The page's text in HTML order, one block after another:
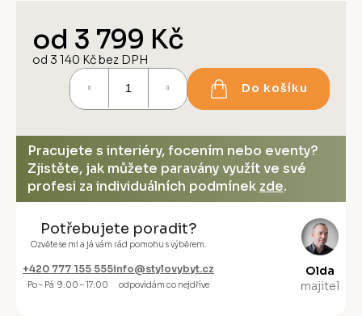
od 3 799 Kč
od 3 140 Kčbez DPH
Do košíku
Pracujete s interiéry, focením nebo eventy?
Zjistěte, jak můžete paravány využít ve své
profesi za individuálních podmínek zde.
Potřebujete poradit?
Ozvěte se mi a já vám rád pomohu s výběrem.
+420 777 155 555
Po – Pá 9:00 – 17:00
info@stylovybyt.cz
odpovídám co nejdříve
Olda
majitel